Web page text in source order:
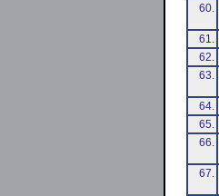
60.
61.
62.
63.
64.
65.
66.
67.